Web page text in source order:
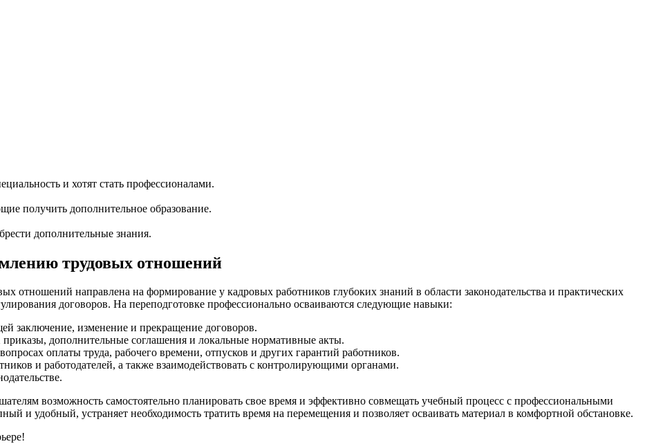
и хотят стать профессионалами.
получить дополнительное образование.
дополнительные знания.
трудовых отношений
отношений направлена на формирование у кадровых работников глубоких знаний в области законодательства и практических
договоров. На переподготовке профессионально осваиваются следующие навыки:
заключение, изменение и прекращение договоров.
дополнительные соглашения и локальные нормативные акты.
оплаты труда, рабочего времени, отпусков и других гарантий работников.
и работодателей, а также взаимодействовать с контролирующими органами.
возможность самостоятельно планировать свое время и эффективно совмещать учебный процесс с профессиональными
и удобный, устраняет необходимость тратить время на перемещения и позволяет осваивать материал в комфортной обстановке.